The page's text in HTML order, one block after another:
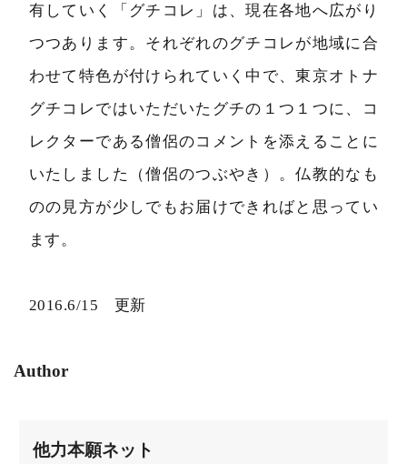
有していく「グチコレ」は、現在各地へ広がり
つつあります。それぞれのグチコレが地域に合
わせて特色が付けられていく中で、東京オトナ
グチコレではいただいたグチの１つ１つに、コ
レクターである僧侶のコメントを添えることに
いたしました（僧侶のつぶやき）。仏教的なも
のの見方が少しでもお届けできればと思ってい
ます。
2016.6/15 更新
Author
他力本願ネット